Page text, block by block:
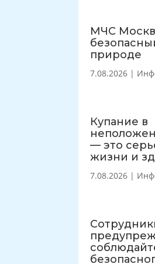
МЧС
природе
7.08.2026 |
Купание в
— это
жизни и
7.08.2026 |